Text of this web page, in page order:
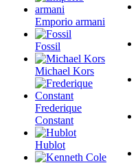
Emporio armani
Fossil
Michael Kors
Frederique
Constant
Hublot